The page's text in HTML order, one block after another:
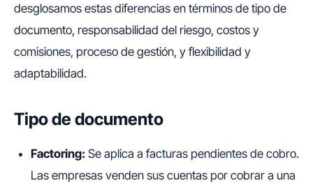
desglosamos estas diferencias en términos de tipo de
documento, responsabilidad del riesgo, costos y
comisiones, proceso de gestión, y flexibilidad y
adaptabilidad.
Tipo de documento
Factoring: Se aplica a facturas pendientes de cobro.
Las empresas venden sus cuentas por cobrar a una